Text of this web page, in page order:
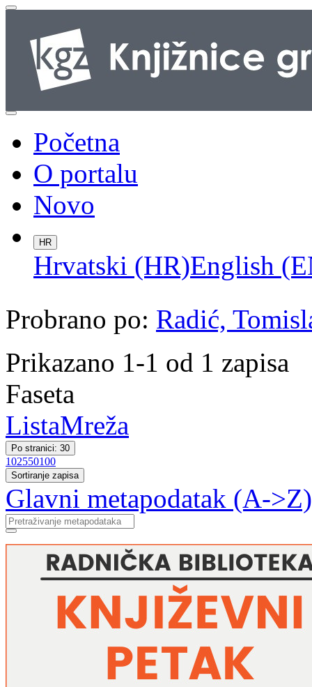
Početna
O portalu
Novo
HR
Hrvatski (HR)English
Probrano po: Radić,
Prikazano 1-1 od 1 zapisa
Faseta
ListaMreža
Po stranici: 30
102550100
Sortiranje zapisa
Glavni metapodatak (A->Z)